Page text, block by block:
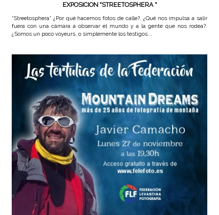
EXPOSICION "STREETOSPHERA "
“Streetosphera” ¿Por qué hacemos fotos de calle?. ¿Qué nos impulsa a salir
fuera con una cámara a observar el mundo y a la gente que nos rodea?.
¿Somos un poco voyeurs, o simplemente los testigos...